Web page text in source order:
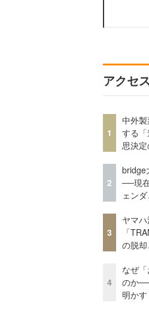
アクセ
1
中外
する
思決
2
bridge
──現
ェン
3
ヤマハ
「
の脱
4
なぜ
のか
明か